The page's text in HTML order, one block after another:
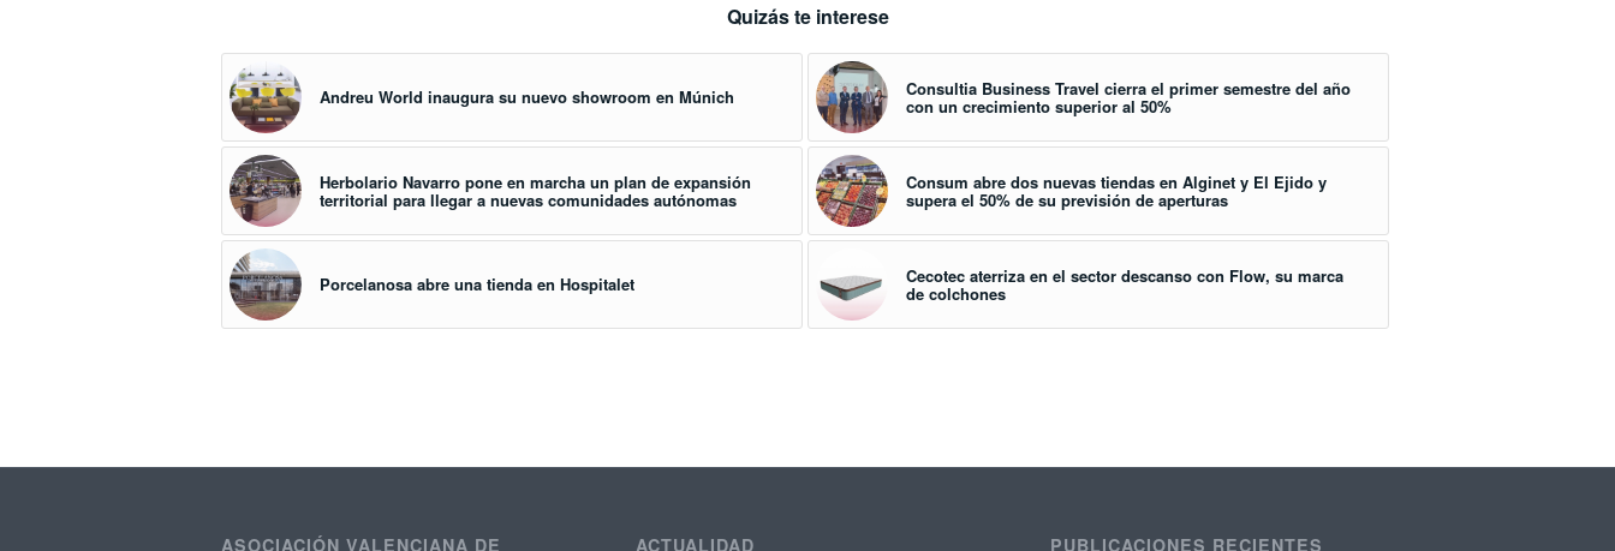
Quizás te interese
Andreu World inaugura su nuevo showroom en Múnich Consultia Business Travel cierra el primer semestre del año
con un crecimiento superior al 50%
Herbolario Navarro pone en marcha un plan de expansión
territorial para llegar a nuevas comunidades autónomas
Consum abre dos nuevas tiendas en Alginet y El Ejido y
supera el 50% de su previsión de aperturas
Porcelanosa abre una tienda en Hospitalet Cecotec aterriza en el sector descanso con Flow, su marca
de colchones
ASOCIACIÓN VALENCIANA DE ACTUALIDAD PUBLICACIONES RECIENTES